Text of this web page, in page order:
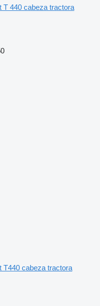
T 440 cabeza tractora
T440 cabeza tractora